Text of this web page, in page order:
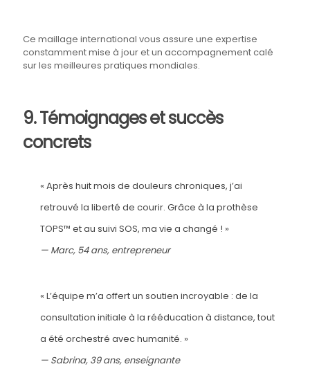
Ce maillage international vous assure une expertise
constamment mise à jour et un accompagnement calé
sur les meilleures pratiques mondiales.
9. Témoignages et succès
concrets
« Après huit mois de douleurs chroniques, j’ai
retrouvé la liberté de courir. Grâce à la prothèse
TOPS™ et au suivi SOS, ma vie a changé ! »
— Marc, 54 ans, entrepreneur
« L’équipe m’a offert un soutien incroyable : de la
consultation initiale à la rééducation à distance, tout
a été orchestré avec humanité. »
— Sabrina, 39 ans, enseignante